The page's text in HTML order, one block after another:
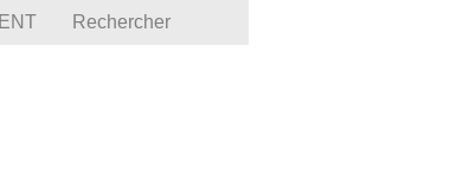
ENT Rechercher